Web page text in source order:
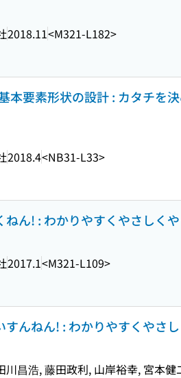
2018.11<M321-L182>
本要素形状の設計 : カタチを
2018.4<NB31-L33>
ん! : わかりやすくやさしく
2017.1<M321-L109>
んねん! : わかりやすくやさ
川昌浩, 藤田政利, 山岸裕幸, 宮本健